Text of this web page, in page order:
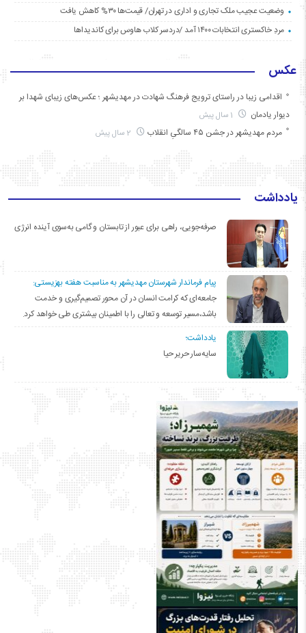
وضعیت عجیب ملک تجاری و اداری در تهران/ قیمت‌ها ۳۰% کاهش یافت
مردِ خاکستری انتخابات ۱۴۰۰ آمد /دردسر کلاب هاوس برای کاندیداها
عکس
اقدامی زیبا در راستای ترویج فرهنگ شهادت در مهدیشهر ؛ عکس‌های زیبای شهدا بر
دیوار یادمان
مردم مهدیشهر در جشن ۴۵ سالگیِ انقلاب
یادداشت
صرفه‌جویی، راهی برای عبور از تابستان و گامی به‌سوی آینده انرژی
پیام فرماندار شهرستان مهدیشهر به مناسبت هفته بهزیستی:
جامعه‌ای که کرامت انسان در آن محور تصمیم‌گیری و خدمت
باشد،مسیر توسعه و تعالی را با اطمینان بیشتری طی خواهد کرد.
یادداشت؛
سایه‌سار حریر حیا